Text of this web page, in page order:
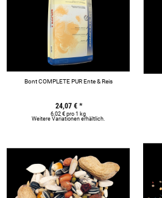
Bont COMPLETE PUR Ente & Reis
24,07 €*
6,02 € pro 1 kg
Weitere Variationen erhältlich.